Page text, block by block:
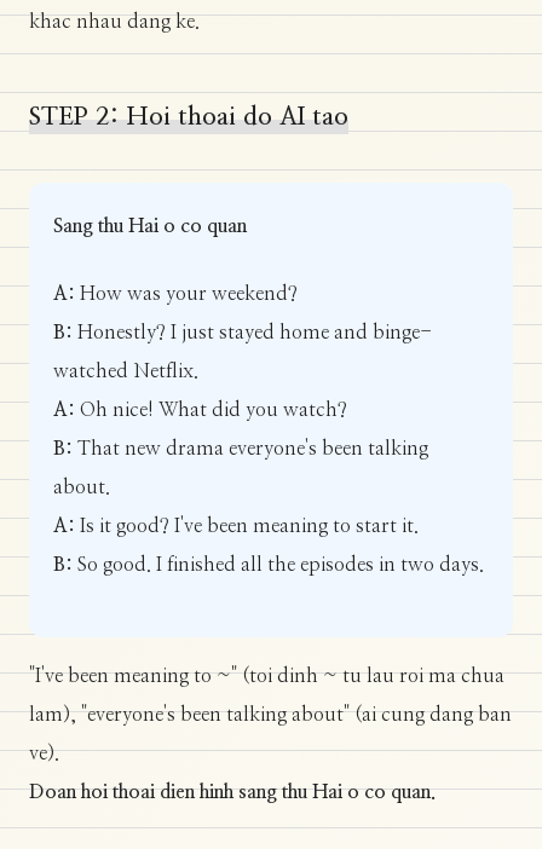
khac nhau dang ke.
STEP 2: Hoi thoai do AI tao
Sang thu Hai o co quan
A: How was your weekend?
B: Honestly? I just stayed home and binge-
watched Netflix.
A: Oh nice! What did you watch?
B: That new drama everyone's been talking
about.
A:
Is it good? I've been meaning to start it.
B: So good. I finished all the episodes in two days.
"I've been meaning to ~" (toi dinh ~ tu lau roi ma chua
lam), "everyone's been talking about" (ai cung dang ban
ve).
Doan hoi thoai dien hinh sang thu Hai o co quan.